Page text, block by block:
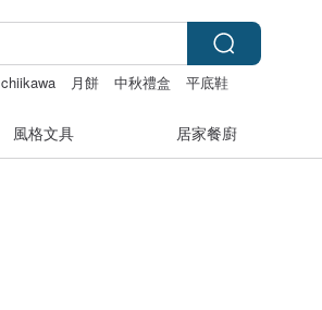
chiikawa 月餅 中秋禮盒 平底鞋
風格文具 居家餐廚